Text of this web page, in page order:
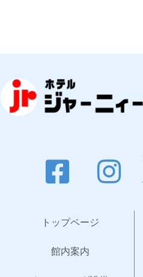
トップページ
館内案内